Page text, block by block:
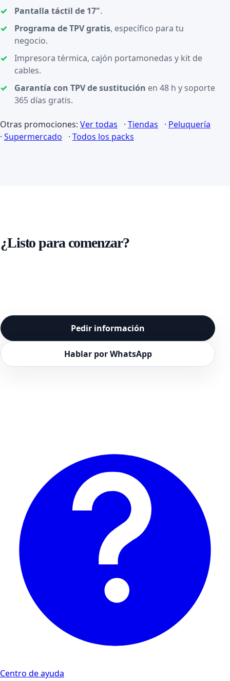
Pantalla táctil de 17".
Programa de TPV gratis, específico para tu
negocio.
Impresora térmica, cajón portamonedas y kit de
cables.
Garantía con TPV de sustitución en 48 h y soporte
365 días gratis.
Otras promociones: Ver todas · Tiendas · Peluquería
· Supermercado · Todos los packs
¿Listo para comenzar?
Pedir información
Hablar por WhatsApp
Centro de ayuda